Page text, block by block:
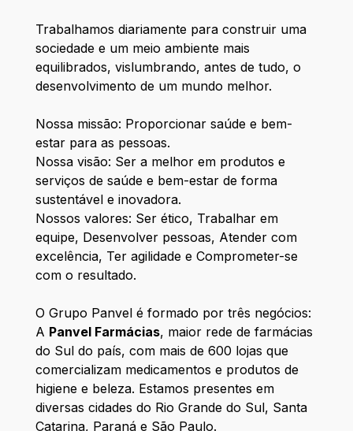
Trabalhamos diariamente para construir uma
sociedade e um meio ambiente mais
equilibrados, vislumbrando, antes de tudo, o
desenvolvimento de um mundo melhor.
Nossa missão: Proporcionar saúde e bem-
estar para as pessoas.
Nossa visão: Ser a melhor em produtos e
serviços de saúde e bem-estar de forma
sustentável e inovadora.
Nossos valores: Ser ético, Trabalhar em
equipe, Desenvolver pessoas, Atender com
excelência, Ter agilidade e Comprometer-se
com o resultado.
O Grupo Panvel é formado por três negócios:
A Panvel Farmácias, maior rede de farmácias
do Sul do país, com mais de 600 lojas que
comercializam medicamentos e produtos de
higiene e beleza. Estamos presentes em
diversas cidades do Rio Grande do Sul, Santa
Catarina, Paraná e São Paulo.